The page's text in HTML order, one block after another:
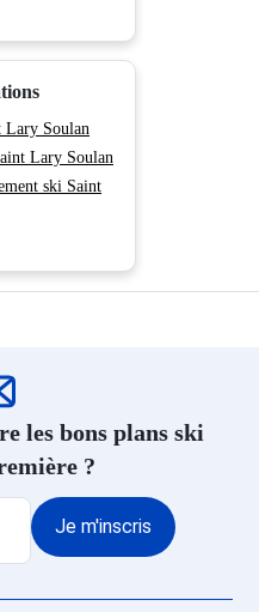
Lary Soulan
Lary Soulan
ski Saint
Soulan
les bons plans ski
?
Je m'inscris